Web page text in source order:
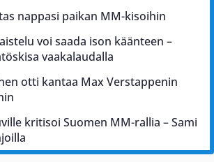
nappasi paikan MM-kisoihin
voi saada ison käänteen –
vaakalaudalla
otti kantaa Max Verstappenin
kritisoi Suomen MM-rallia – Sami